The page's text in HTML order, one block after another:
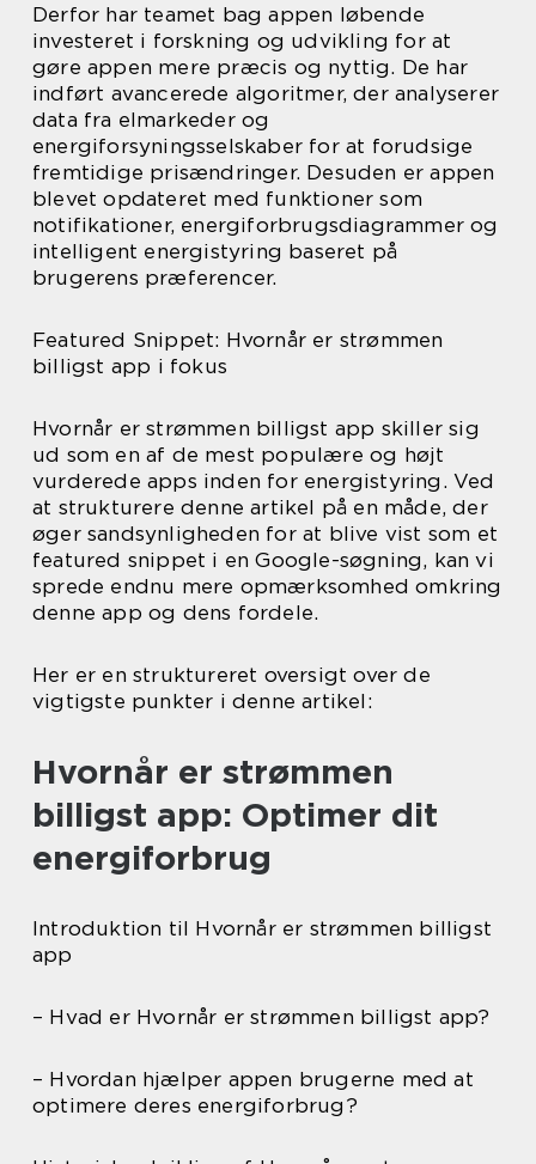
Derfor har teamet bag appen løbende
investeret i forskning og udvikling for at
gøre appen mere præcis og nyttig. De har
indført avancerede algoritmer, der analyserer
data fra elmarkeder og
energiforsyningsselskaber for at forudsige
fremtidige prisændringer. Desuden er appen
blevet opdateret med funktioner som
notifikationer, energiforbrugsdiagrammer og
intelligent energistyring baseret på
brugerens præferencer.
Featured Snippet: Hvornår er strømmen
billigst app i fokus
Hvornår er strømmen billigst app skiller sig
ud som en af de mest populære og højt
vurderede apps inden for energistyring. Ved
at strukturere denne artikel på en måde, der
øger sandsynligheden for at blive vist som et
featured snippet i en Google-søgning, kan vi
sprede endnu mere opmærksomhed omkring
denne app og dens fordele.
Her er en struktureret oversigt over de
vigtigste punkter i denne artikel:
Hvornår er strømmen
billigst app: Optimer dit
energiforbrug
Introduktion til Hvornår er strømmen billigst
app
– Hvad er Hvornår er strømmen billigst app?
– Hvordan hjælper appen brugerne med at
optimere deres energiforbrug?